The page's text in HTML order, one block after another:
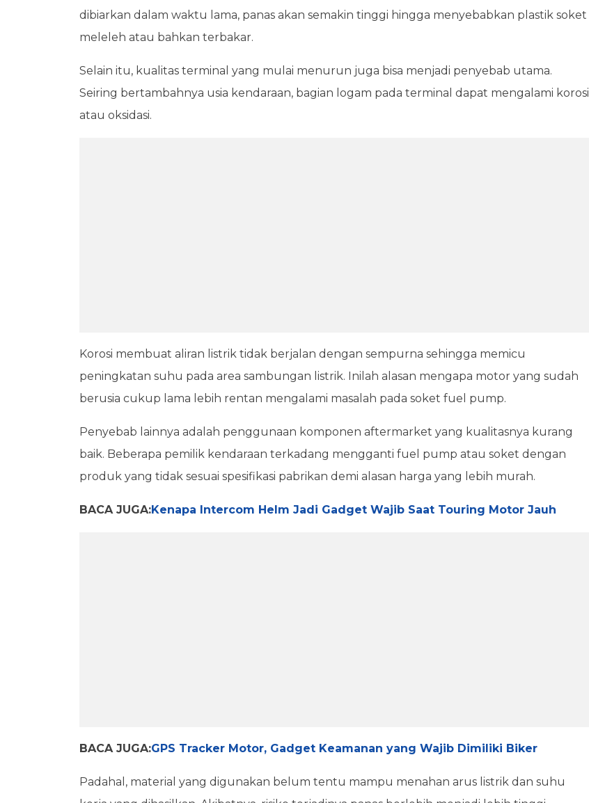
dibiarkan dalam waktu lama, panas akan semakin tinggi hingga menyebabkan plastik soket
meleleh atau bahkan terbakar.
Selain itu, kualitas terminal yang mulai menurun juga bisa menjadi penyebab utama.
Seiring bertambahnya usia kendaraan, bagian logam pada terminal dapat mengalami korosi
atau oksidasi.
Korosi membuat aliran listrik tidak berjalan dengan sempurna sehingga memicu
peningkatan suhu pada area sambungan listrik. Inilah alasan mengapa motor yang sudah
berusia cukup lama lebih rentan mengalami masalah pada soket fuel pump.
Penyebab lainnya adalah penggunaan komponen aftermarket yang kualitasnya kurang
baik. Beberapa pemilik kendaraan terkadang mengganti fuel pump atau soket dengan
produk yang tidak sesuai spesifikasi pabrikan demi alasan harga yang lebih murah.
BACA JUGA:Kenapa Intercom Helm Jadi Gadget Wajib Saat Touring Motor Jauh
BACA JUGA:GPS Tracker Motor, Gadget Keamanan yang Wajib Dimiliki Biker
Padahal, material yang digunakan belum tentu mampu menahan arus listrik dan suhu